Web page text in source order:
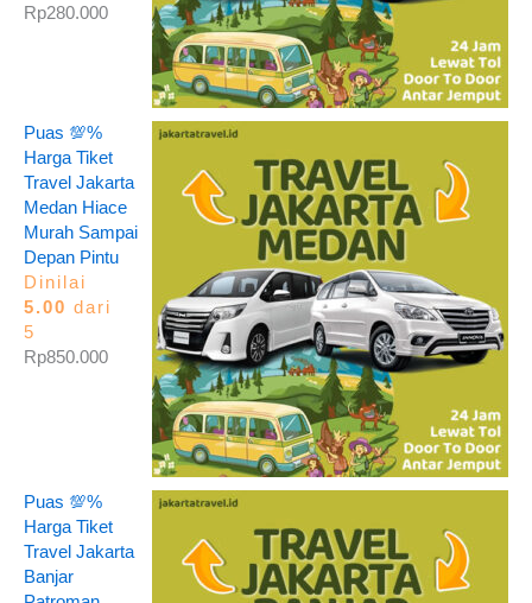
Rp280.000
Puas 💯%
Harga Tiket
Travel Jakarta
Medan Hiace
Murah Sampai
Depan Pintu
Dinilai
5.00 dari
5
Rp850.000
Puas 💯%
Harga Tiket
Travel Jakarta
Banjar